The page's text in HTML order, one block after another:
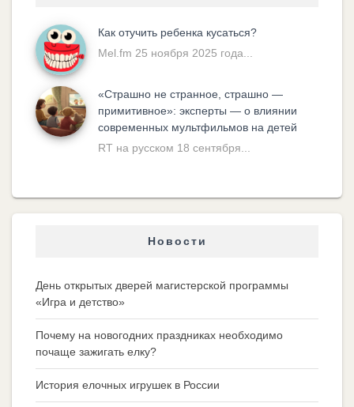
Как отучить ребенка кусаться?
Mel.fm 25 ноября 2025 года...
«Cтрашно не странное, страшно —
примитивное»: эксперты — о влиянии
современных мультфильмов на детей
RT на русском 18 сентября...
Новости
День открытых дверей магистерской программы
«Игра и детство»
Почему на новогодних праздниках необходимо
почаще зажигать елку?
История елочных игрушек в России